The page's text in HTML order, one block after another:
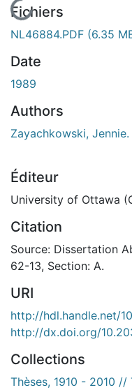
En cours de
Fichiers
NL46884.PDF (6.35
Date
1989
Authors
Zayachkowski, Jennie.
Éditeur
University of Ottawa
Citation
Source: Dissertation
62-13, Section: A.
URI
http://hdl.handle.net/
http://dx.doi.org/
Collections
Thèses, 1910 - 2010 //